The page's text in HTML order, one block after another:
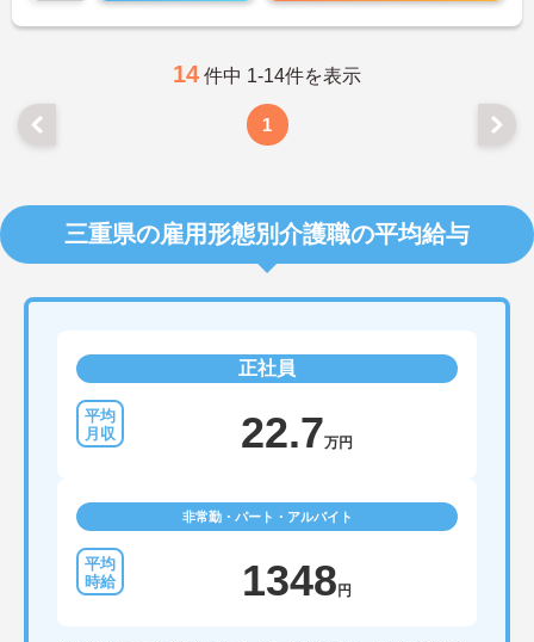
と固定でお休みなのでプライベートの予定が立てや
すいです。
トをお伝えしますので、お気軽にお問い合わせくだ
14 件中 1-14件を表示
1
三重県の雇用形態別介護職の平均給与
正社員
22.7万円
非常勤・パート・アルバイト
1348 円